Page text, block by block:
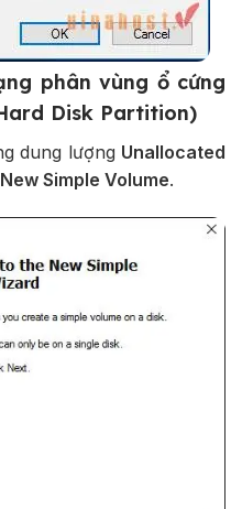
phân vùng ổ cứng
Disk Partition)
dung lượng Unallocated
New Simple Volume.